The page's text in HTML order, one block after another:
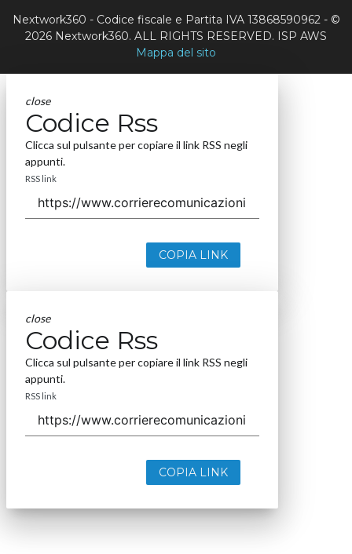
Nextwork360 - Codice fiscale e Partita IVA 13868590962 - ©
2026 Nextwork360. ALL RIGHTS RESERVED. ISP AWS
Mappa del sito
close
Codice Rss
Clicca sul pulsante per copiare il link RSS negli
appunti.
RSS link
COPIA LINK
close
Codice Rss
Clicca sul pulsante per copiare il link RSS negli
appunti.
RSS link
COPIA LINK